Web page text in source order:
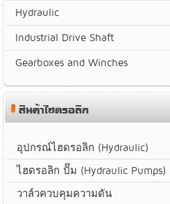
Hydraulic
Industrial Drive Shaft
Gearboxes and Winches
สินค้าไฮดรอลิก
อุปกรณ์ไฮดรอลิก (Hydraulic)
ไฮดรอลิก ปั๊ม (Hydraulic Pumps)
วาล์วควบคุมความดัน